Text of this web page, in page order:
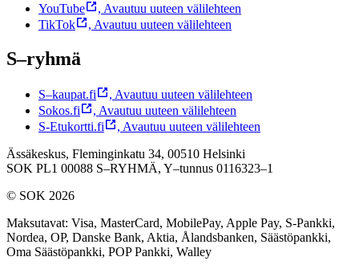
YouTube
, Avautuu uuteen välilehteen
TikTok
, Avautuu uuteen välilehteen
S–ryhmä
S–kaupat.fi , Avautuu uuteen välilehteen
Sokos.fi
, Avautuu uuteen välilehteen
S-Etukortti.fi
, Avautuu uuteen välilehteen
Ässäkeskus, Fleminginkatu 34, 00510 Helsinki
SOK PL1 00088 S–RYHMÄ, Y–tunnus 0116323–1
© SOK 2026
Maksutavat: Visa, MasterCard, MobilePay, Apple Pay, S-Pankki,
Nordea, OP, Danske Bank, Aktia, Ålandsbanken, Säästöpankki,
Oma Säästöpankki, POP Pankki, Walley